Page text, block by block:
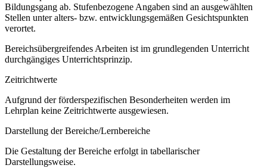
Bildungsgang ab. Stufenbezogene Angaben sind an ausgewählten
Stellen unter alters- bzw. entwicklungsgemäßen Gesichtspunkten
verortet.
Bereichsübergreifendes Arbeiten ist im grundlegenden Unterricht
durchgängiges Unterrichtsprinzip.
Zeitrichtwerte
Aufgrund der förderspezifischen Besonderheiten werden im
Lehrplan keine Zeitrichtwerte ausgewiesen.
Darstellung der Bereiche/Lernbereiche
Die Gestaltung der Bereiche erfolgt in tabellarischer
Darstellungsweise.